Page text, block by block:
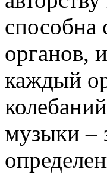
способна
органов,
каждый
музыки –